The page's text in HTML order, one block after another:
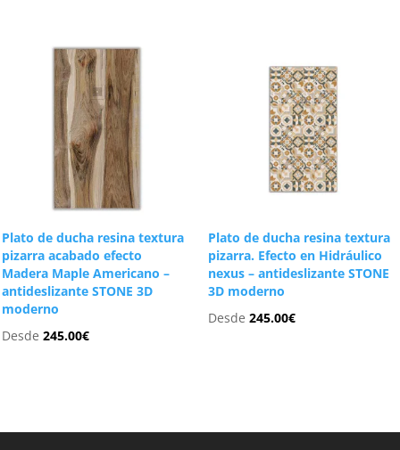
Plato de ducha resina textura
pizarra acabado efecto
Madera Maple Americano –
antideslizante STONE 3D
moderno
Desde245.00€
Plato de ducha resina textura
pizarra. Efecto en Hidráulico
nexus – antideslizante STONE
3D moderno
Desde 245.00€